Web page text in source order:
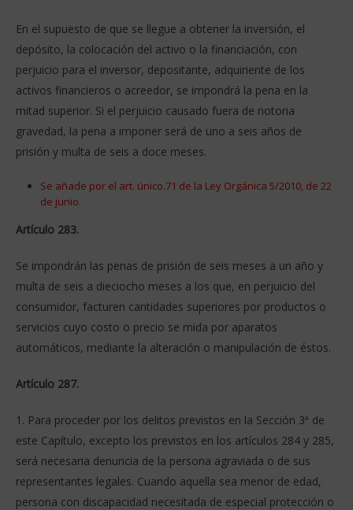
En el supuesto de que se llegue a obtener la inversión, el
depósito, la colocación del activo o la financiación, con
perjuicio para el inversor, depositante, adquiriente de los
activos financieros o acreedor, se impondrá la pena en la
mitad superior. Si el perjuicio causado fuera de notoria
gravedad, la pena a imponer será de uno a seis años de
prisión y multa de seis a doce meses.
Se añade por el art. único.71 de la Ley Orgánica 5/2010, de 22
de junio.
Artículo 283.
Se impondrán las penas de prisión de seis meses a un año y
multa de seis a dieciocho meses a los que, en perjuicio del
consumidor, facturen cantidades superiores por productos o
servicios cuyo costo o precio se mida por aparatos
automáticos, mediante la alteración o manipulación de éstos.
Artículo 287.
1. Para proceder por los delitos previstos en la Sección 3ª de
este Capítulo, excepto los previstos en los artículos 284 y 285,
será necesaria denuncia de la persona agraviada o de sus
representantes legales. Cuando aquella sea menor de edad,
persona con discapacidad necesitada de especial protección o